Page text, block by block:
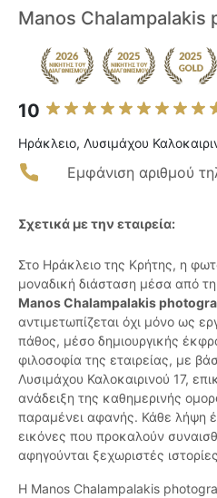
Manos Chalampalakis
10
Ηράκλειο, Λυσιμάχου
Εμφάνιση αριθμού
Σχετικά με την εταιρεία:
Στο Ηράκλειο της Κρήτης, η
μοναδική διάσταση μέσα από
Manos Chalampalakis
αντιμετωπίζεται όχι μόνο ως
πάθος, μέσο δημιουργικής
φιλοσοφία της εταιρείας, με
Λυσιμάχου Καλοκαιρινού 17,
ανάδειξη της καθημερινής
παραμένει αφανής. Κάθε λήψη
εικόνες που προκαλούν
αφηγούνται ξεχωριστές
Η Manos Chalampalakis